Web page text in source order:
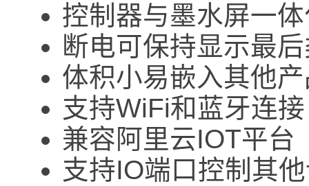
控制器与墨水屏一
断电可保持显示最
体积小易嵌入其他
支持WiFi和蓝牙连接
兼容阿里云IOT平台
支持IO端口控制其